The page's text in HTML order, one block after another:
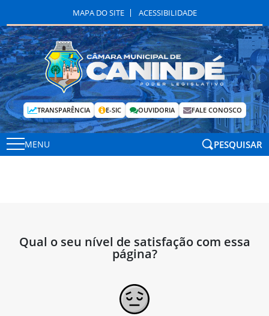
MAPA DO SITE ACESSIBILIDADE
TRANSPARÊNCIA E-SIC OUVIDORIA FALE CONOSCO
MENU PESQUISAR
Qual o seu nível de satisfação com essa
página?